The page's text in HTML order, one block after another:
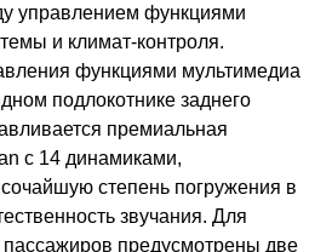
управлением функциями
и климат-контроля.
функциями мультимедиа
подлокотнике заднего
премиальная
с 14 динамиками,
степень погружения в
звучания. Для
пассажиров предусмотрены две